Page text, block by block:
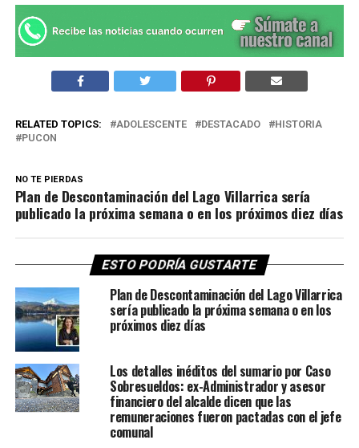
RELATED TOPICS: ADOLESCENTE DESTACADO
HISTORIA
PUCON
NO TE PIERDAS
Plan de Descontaminación del Lago Villarrica sería
publicado la próxima semana o en los próximos diez días
ESTO PODRÍA GUSTARTE
Plan de Descontaminación del Lago Villarrica
sería publicado la próxima semana o en los
próximos diez días
Los detalles inéditos del sumario por Caso
Sobresueldos: ex-Administrador y asesor
financiero del alcalde dicen que las
remuneraciones fueron pactadas con el jefe
comunal